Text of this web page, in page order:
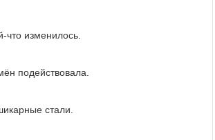
что изменилось.
подействовала.
стали.